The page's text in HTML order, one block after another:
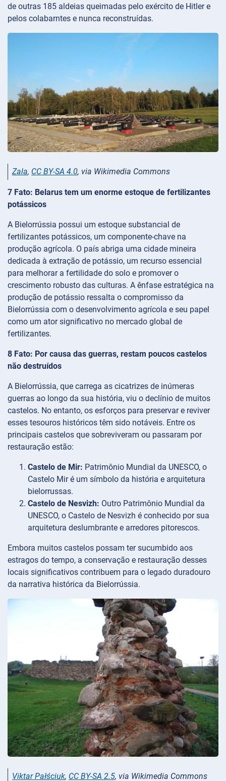
de outras 185 aldeias queimadas pelo exército de Hitler e
pelos colabarntes e nunca reconstruídas.
Zala, CC BY-SA 4.0, via Wikimedia Commons
7 Fato: Belarus tem um enorme estoque de fertilizantes
potássicos
A Bielorrússia possui um estoque substancial de
fertilizantes potássicos, um componente-chave na
produção agrícola. O país abriga uma cidade mineira
dedicada à extração de potássio, um recurso essencial
para melhorar a fertilidade do solo e promover o
crescimento robusto das culturas. A ênfase estratégica na
produção de potássio ressalta o compromisso da
Bielorrússia com o desenvolvimento agrícola e seu papel
como um ator significativo no mercado global de
fertilizantes.
8 Fato: Por causa das guerras, restam poucos castelos
não destruídos
A Bielorrússia, que carrega as cicatrizes de inúmeras
guerras ao longo da sua história, viu o declínio de muitos
castelos. No entanto, os esforços para preservar e reviver
esses tesouros históricos têm sido notáveis. Entre os
principais castelos que sobreviveram ou passaram por
restauração estão:
Castelo de Mir: Patrimônio Mundial da UNESCO, o
Castelo Mir é um símbolo da história e arquitetura
bielorrussas.
Castelo de Nesvizh: Outro Patrimônio Mundial da
UNESCO, o Castelo de Nesvizh é conhecido por sua
arquitetura deslumbrante e arredores pitorescos.
Embora muitos castelos possam ter sucumbido aos
estragos do tempo, a conservação e restauração desses
locais significativos contribuem para o legado duradouro
da narrativa histórica da Bielorrússia.
Viktar Pałściuk, CC BY-SA 2.5, via Wikimedia Commons